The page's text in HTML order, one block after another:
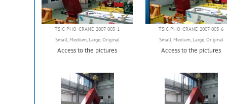
TSIC-PHO-CRANE-2007-003-1
Small, Medium, Large,Original
Access to the pictures
TSIC-PHO-CRANE-2007-003-6
Small, Medium, Large,Original
Access to the pictures